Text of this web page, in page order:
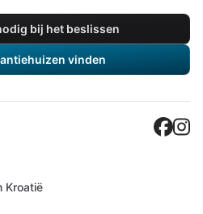
bij het beslissen
vinden
Kroatië